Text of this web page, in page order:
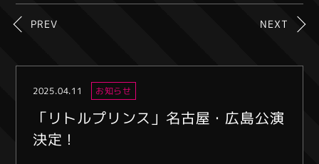
PREV NEXT
2025.04.11 お知らせ
「リトルプリンス」名古屋・広島公演
決定！